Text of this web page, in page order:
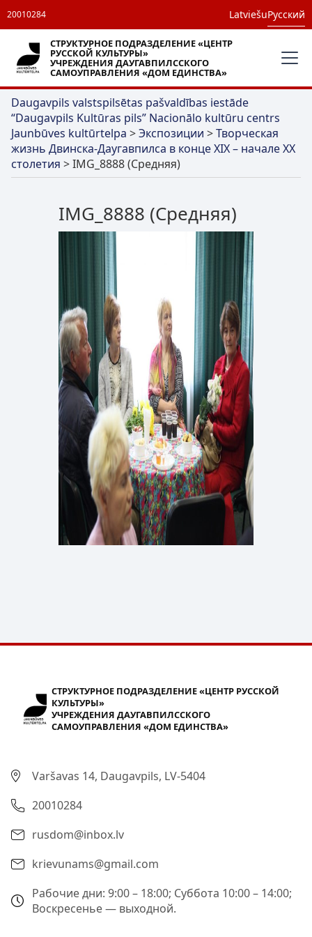
20010284 LatviešuРусский
СТРУКТУРНОЕ ПОДРАЗДЕЛЕНИЕ «ЦЕНТР
РУССКОЙ КУЛЬТУРЫ»
УЧРЕЖДЕНИЯ ДАУГАВПИЛССКОГО
САМОУПРАВЛЕНИЯ «ДОМ ЕДИНСТВА»
Daugavpils valstspilsētas pašvaldības iestāde
“Daugavpils Kultūras pils” Nacionālo kultūru centrs
Jaunbūves kultūrtelpa >Экспозиции >Творческая
жизнь Двинска-Даугавпилса в конце XIX – начале XX
столетия >IMG_8888 (Средняя)
IMG_8888 (Средняя)
СТРУКТУРНОЕ ПОДРАЗДЕЛЕНИЕ «ЦЕНТР РУССКОЙ
КУЛЬТУРЫ»
УЧРЕЖДЕНИЯ ДАУГАВПИЛССКОГО
САМОУПРАВЛЕНИЯ «ДОМ ЕДИНСТВА»
Varšavas 14, Daugavpils, LV-5404
20010284
rusdom@inbox.lv
krievunams@gmail.com
Рабочие дни: 9:00 – 18:00; Суббота 10:00 – 14:00;
Воскресенье — выходной.